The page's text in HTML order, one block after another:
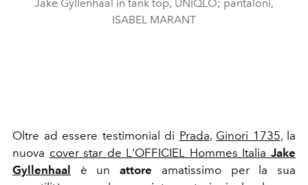
Jake Gyllenhaal in tank top, UNIQLO; pantaloni,
ISABEL MARANT
Oltre ad essere testimonial di Prada, Ginori 1735, la
nuova cover star de L'OFFICIEL Hommes ItaliaJake
Gyllenhaal
è unattore amatissimo per la sua